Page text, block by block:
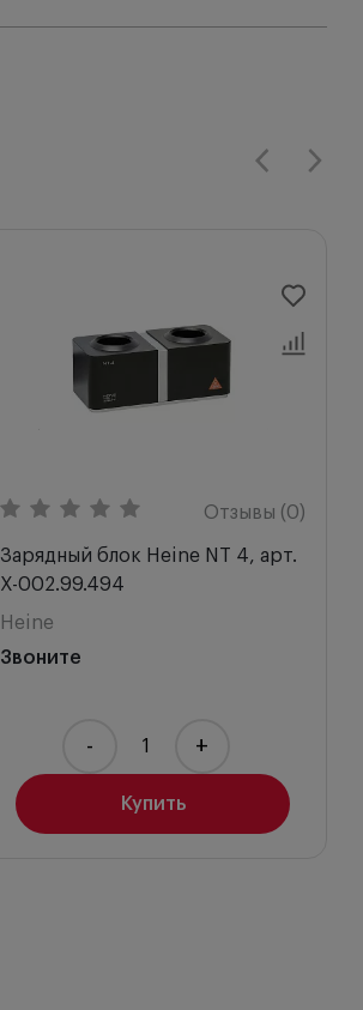
Отзывы (0)
Зарядный блок Heine NT 4, арт.
X-002.99.494
Heine
Звоните
Купить
- +